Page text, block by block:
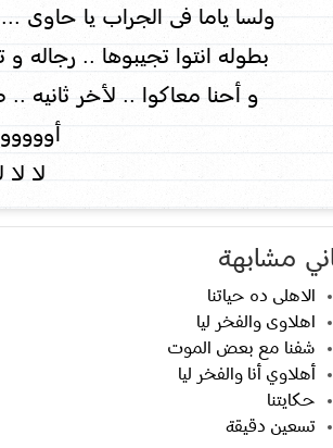
ولسا ياما فى الجراب يا حاوى
بطوله انتوا تجيبوها .. رجاله
و أحنا معاكوا .. لأخر ثانيه ..
لا لا
مشابهة
الاهلى ده حياتنا
اهلاوى والفخر ليا
شفنا مع بعض الموت
أهلاوي أنا والفخر ليا
حكايتنا
تسعين دقيقة